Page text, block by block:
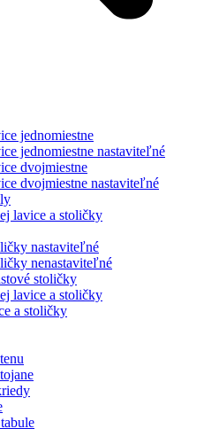
jednomiestne
jednomiestne nastaviteľné
dvojmiestne
dvojmiestne nastaviteľné
lavice a stoličky
nastaviteľné
nenastaviteľné
stoličky
lavice a stoličky
a stoličky